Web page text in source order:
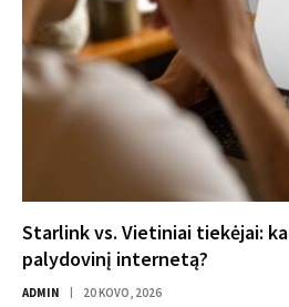
Starlink vs. Vietiniai tiekėjai:
palydovinį internetą?
ADMIN 20 KOVO, 2026